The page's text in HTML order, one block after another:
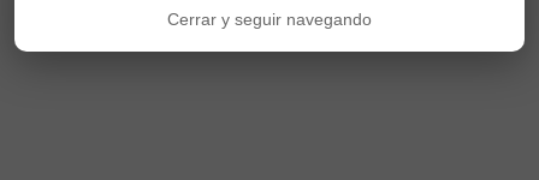
Cerrar y seguir navegando